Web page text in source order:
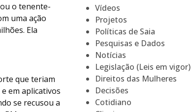
o tenente-
uma ação
Ela
que teriam
em aplicativos
se recusou a
Vídeos
Projetos
Políticas de Saia
Pesquisas e Dados
Notícias
Legislação (Leis em vigor)
Direitos das Mulheres
Decisões
Cotidiano